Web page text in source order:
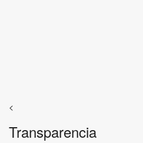
<
Transparencia